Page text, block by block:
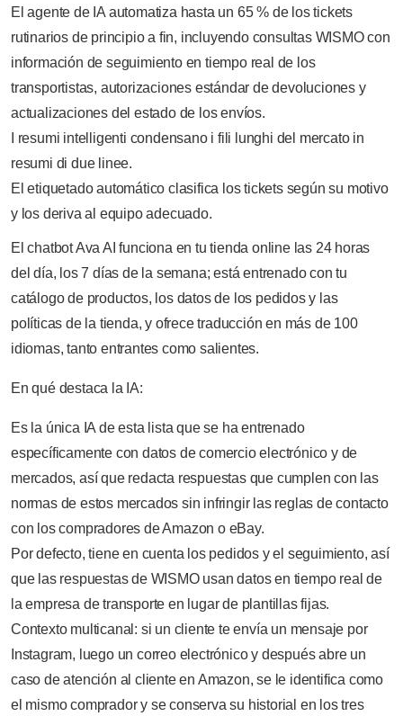
El agente de IA automatiza hasta un 65 % de los tickets
rutinarios de principio a fin, incluyendo consultas WISMO con
información de seguimiento en tiempo real de los
transportistas, autorizaciones estándar de devoluciones y
actualizaciones del estado de los envíos.
I resumi intelligenti condensano i fili lunghi del mercato in
resumi di due linee.
El etiquetado automático clasifica los tickets según su motivo
y los deriva al equipo adecuado.
El chatbot Ava AI funciona en tu tienda online las 24 horas
del día, los 7 días de la semana; está entrenado con tu
catálogo de productos, los datos de los pedidos y las
políticas de la tienda, y ofrece traducción en más de 100
idiomas, tanto entrantes como salientes.
En qué destaca la IA:
Es la única IA de esta lista que se ha entrenado
específicamente con datos de comercio electrónico y de
mercados, así que redacta respuestas que cumplen con las
normas de estos mercados sin infringir las reglas de contacto
con los compradores de Amazon o eBay.
Por defecto, tiene en cuenta los pedidos y el seguimiento, así
que las respuestas de WISMO usan datos en tiempo real de
la empresa de transporte en lugar de plantillas fijas.
Contexto multicanal: si un cliente te envía un mensaje por
Instagram, luego un correo electrónico y después abre un
caso de atención al cliente en Amazon, se le identifica como
el mismo comprador y se conserva su historial en los tres